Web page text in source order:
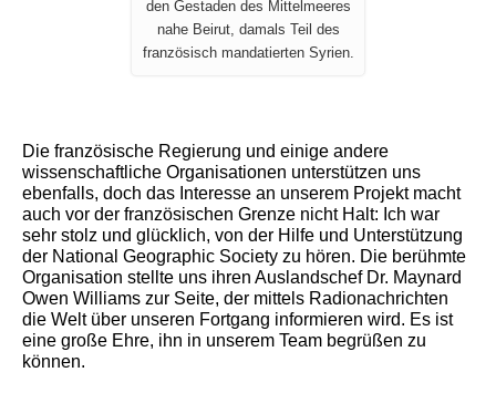
den Gestaden des Mittelmeeres
nahe Beirut, damals Teil des
französisch mandatierten Syrien.
Die französische Regierung und einige andere
wissenschaftliche Organisationen unterstützen uns
ebenfalls, doch das Interesse an unserem Projekt macht
auch vor der französischen Grenze nicht Halt: Ich war
sehr stolz und glücklich, von der Hilfe und Unterstützung
der National Geographic Society zu hören. Die berühmte
Organisation stellte uns ihren Auslandschef Dr. Maynard
Owen Williams zur Seite, der mittels Radionachrichten
die Welt über unseren Fortgang informieren wird. Es ist
eine große Ehre, ihn in unserem Team begrüßen zu
können.